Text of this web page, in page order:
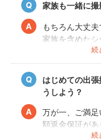
家族も一緒に
続
もちろん大丈
家族を含めた
フォトグラフ
いね。
はじめての出
うしよう？
続
万が一、ご満
額返金保証が